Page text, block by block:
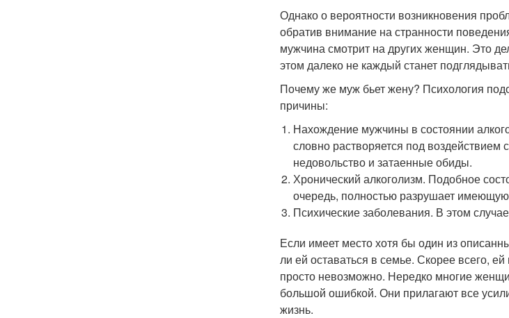
Однако о вероятности возникновения
обратив внимание на странности
мужчина смотрит на других женщин. Это
этом далеко не каждый станет
Почему же муж бьет жену? Психология
причины:
Нахождение мужчины в состоянии
словно растворяется под
недовольство и затаенные обиды.
Хронический алкоголизм. Подобное
очередь, полностью разрушает
Психические заболевания. В этом
Если имеет место хотя бы один из
ли ей оставаться в семье. Скорее всего,
просто невозможно. Нередко многие
большой ошибкой. Они прилагают все
жизнь.